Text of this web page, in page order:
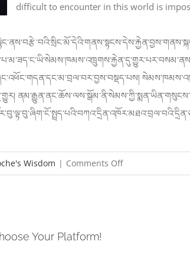
difficult to encounter in this world is
ང་ནས་བརྩེ་བའི་སྲིང་མོ་དེའི་གནས་སྟངས་དེས་རྐྱེན་བྱས་གནས་སྐ
མས་ཁམས་འཁྲུགས་རྐྱེན་དུ་གྱུར་
གདན་དང་མ་བྲལ་བར་བྱས་བསྡད་པས།
ནམ་རྒྱུན་ནང་ཆོས་ལས་སྒོམ་ནི་སེ
ག་ངོ་སྤྲད་པའི་བཀའ་དྲིན་འཁོར་
Wisdom | Comments Offon
Transforming
Your Platform!